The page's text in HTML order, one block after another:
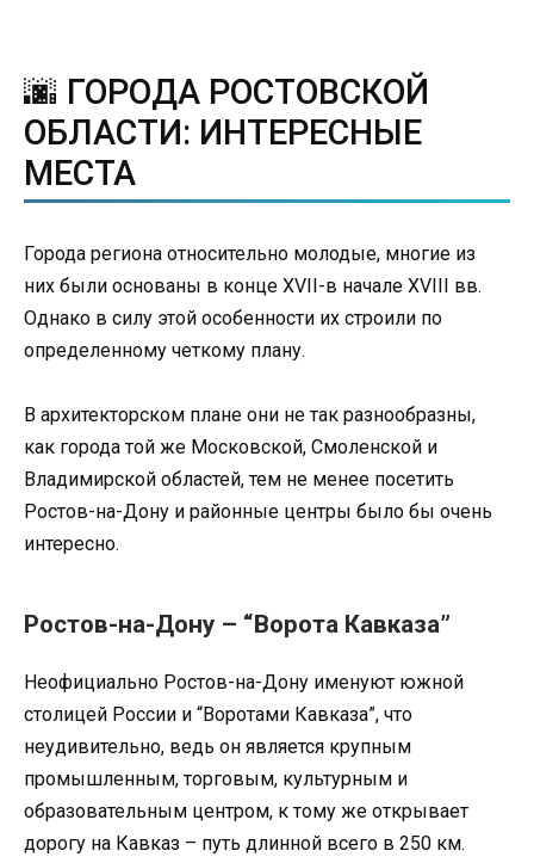
🌆 ГОРОДА РОСТОВСКОЙ
ОБЛАСТИ: ИНТЕРЕСНЫЕ
МЕСТА
Города региона относительно молодые, многие из
них были основаны в конце XVII-в начале XVIII вв.
Однако в силу этой особенности их строили по
определенному четкому плану.
В архитекторском плане они не так разнообразны,
как города той же Московской, Смоленской и
Владимирской областей, тем не менее посетить
Ростов-на-Дону и районные центры было бы очень
интересно.
Ростов-на-Дону – “Ворота Кавказа”
Неофициально Ростов-на-Дону именуют южной
столицей России и “Воротами Кавказа”, что
неудивительно, ведь он является крупным
промышленным, торговым, культурным и
образовательным центром, к тому же открывает
дорогу на Кавказ – путь длинной всего в 250 км.